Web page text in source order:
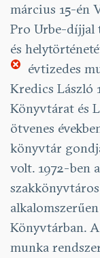
március 15-én
Pro Urbe-díjjal
és
évtizedes
Kredics László
Könyvtárat és
ötvenes
könyvtár
volt. 1972-ben
Könyvtárban.
munka